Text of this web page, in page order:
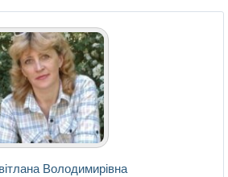
Володимирівна